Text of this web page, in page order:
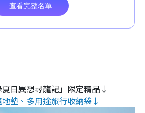
日異想尋龍記」限定精品↓
墊、多用途旅行收納袋↓